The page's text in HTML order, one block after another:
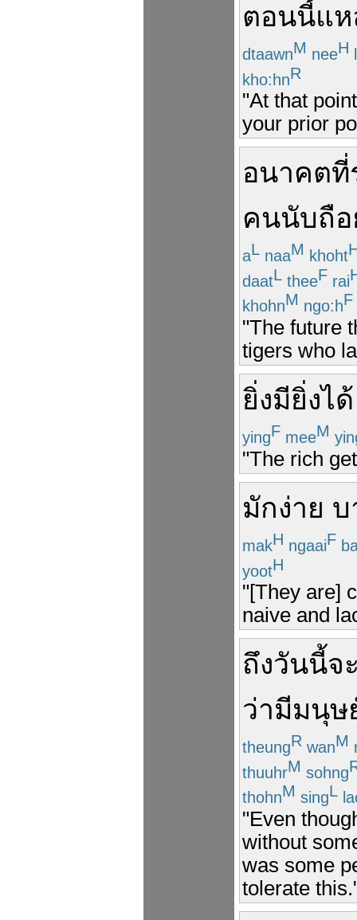
ตอนนี้แ
dtaawnM neeH
kho:hnR
"At that
your prior
อนาคตที่
คนนับถือ
aL naaM khoht
daatL theeF rai
khohnM ngo:hF
"The future
tigers who
ยิ่งมียิ่งได้
yingF meeM
"The rich
มักง่าย บ
makH ngaaiF
yootH
"[They are]
naive and
ถึงวันนี้จ
ว่ามีมนุษ
theungR wanM
thuuhrM sohng
thohnM singL
"Even
without
was some
tolerate